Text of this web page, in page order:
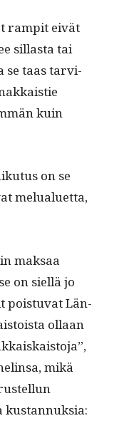
rampit eivät
sil­las­ta tai
se taas tarvi­
kuin
on se
melu­aluet­ta,
mak­saa
on siel­lä jo
pois­tu­vat Län­
ollaan
mikä
kustannuksia: